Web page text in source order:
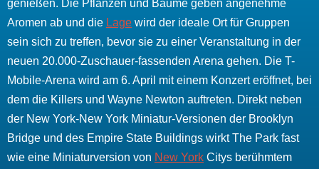
genießen. Die Pflanzen und Bäume geben angenehme
Aromen ab und die Lage wird der ideale Ort für Gruppen
sein sich zu treffen, bevor sie zu einer Veranstaltung in der
neuen 20.000-Zuschauer-fassenden Arena gehen. Die T-
Mobile-Arena wird am 6. April mit einem Konzert eröffnet, bei
dem die Killers und Wayne Newton auftreten. Direkt neben
der New York-New York Miniatur-Versionen der Brooklyn
Bridge und des Empire State Buildings wirkt The Park fast
wie eine Miniaturversion von New York Citys berühmtem